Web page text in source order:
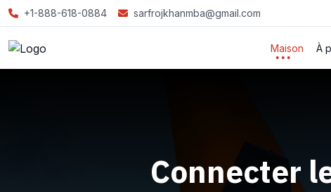
+1-888-618-0884 sarfrojkhanmba@gmail.com
Maison À
Connecter